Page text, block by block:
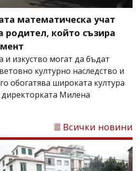
математическа учат
родител, който съзира
и изкуство могат да бъдат
културно наследство и
обогатява широката култура
директорката Милена
Всички новини